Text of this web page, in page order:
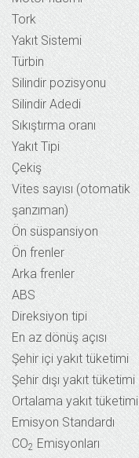
Tork
Yakıt Sistemi
Türbin
Silindir pozisyonu
Silindir Adedi
Sıkıştırma oranı
Yakıt Tipi
Çekiş
Vites sayısı (otomatik
şanzıman)
Ön süspansiyon
Ön frenler
Arka frenler
ABS
Direksiyon tipi
En az dönüş açısı
Şehir içi yakıt tüketimi
Şehir dışı yakıt tüketimi
Ortalama yakıt tüketimi
Emisyon Standardı
CO2 Emisyonları